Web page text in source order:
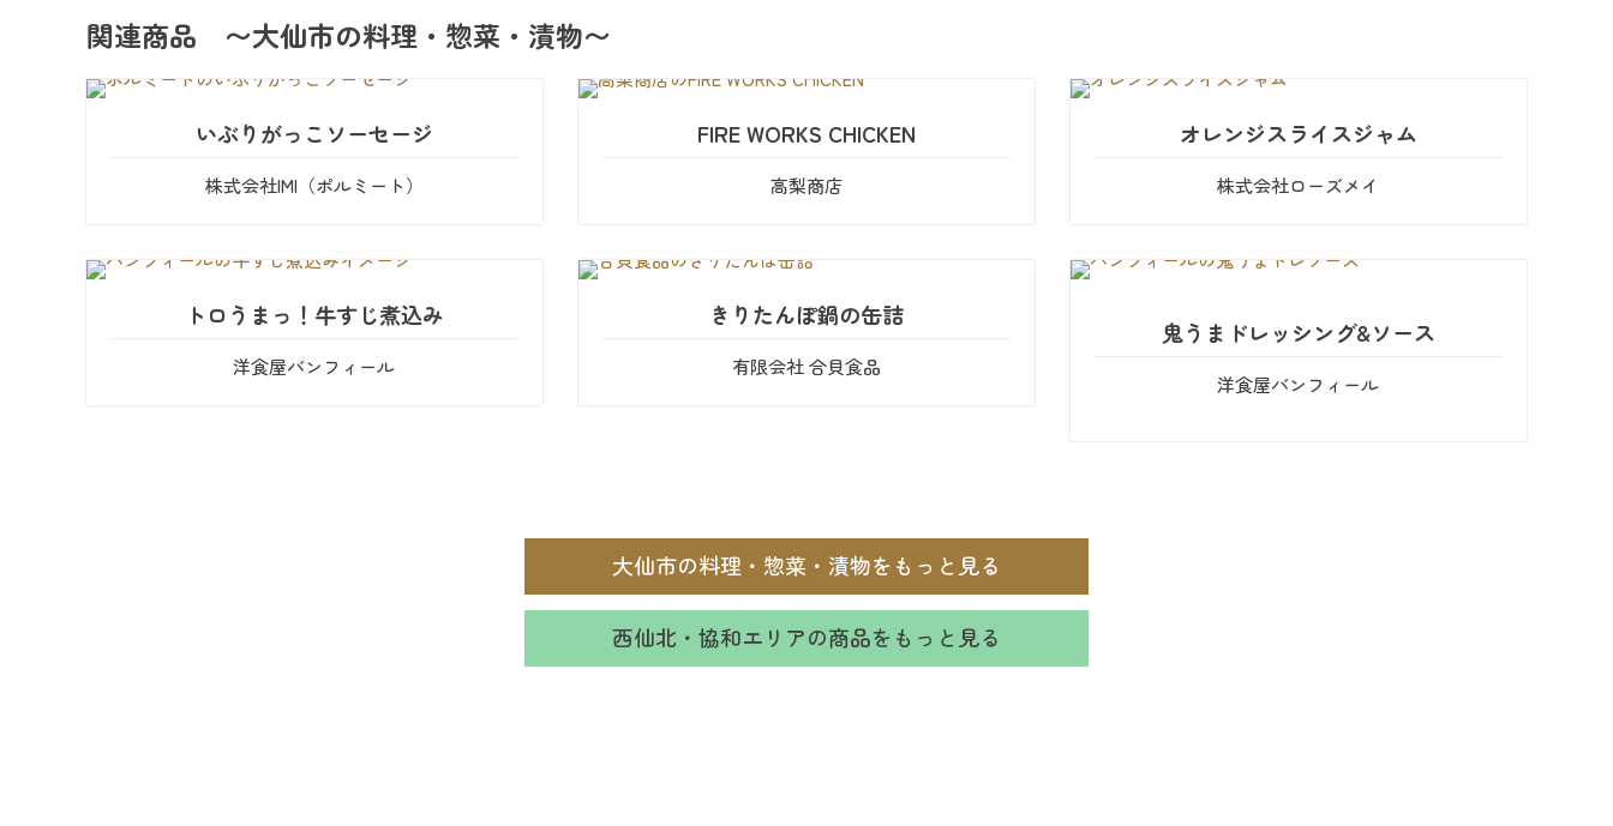
関連商品 〜大仙市の料理・惣菜・漬物〜
いぶりがっこソーセージ
株式会社IMI（ポルミート）
FIRE WORKS CHICKEN
高梨商店
オレンジスライスジャム
株式会社ローズメイ
トロうまっ！牛すじ煮込み
洋食屋バンフィール
きりたんぽ鍋の缶詰
有限会社 合貝食品
鬼うまドレッシング&ソース
洋食屋バンフィール
大仙市の料理・惣菜・漬物をもっと見る
西仙北・協和エリアの商品をもっと見る